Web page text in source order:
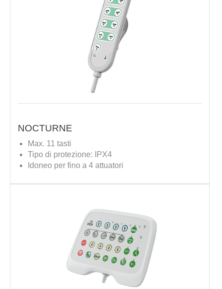
NOCTURNE
Max. 11 tasti
Tipo di protezione: IPX4
Idoneo per fino a 4 attuatori